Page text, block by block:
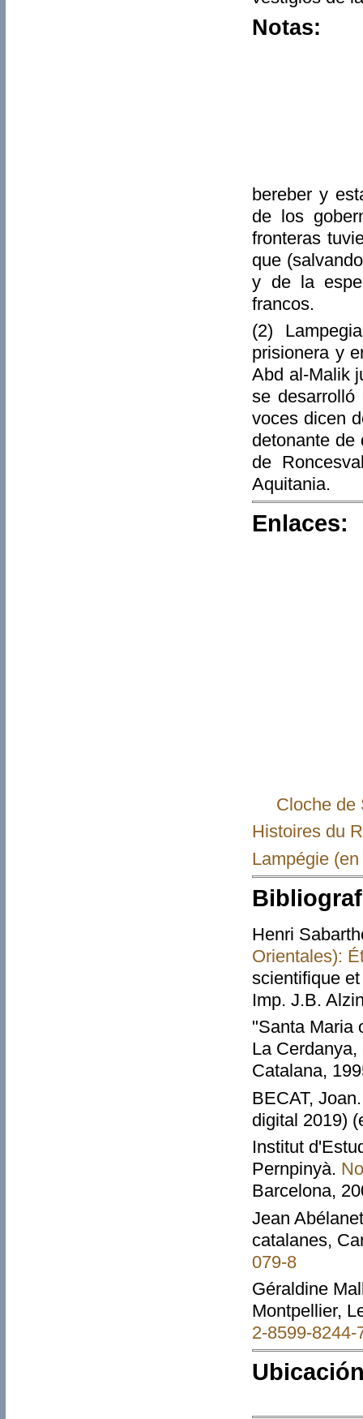
Notas:
bereber y
de los
fronteras
que
y de la
francos.
(2)
prisionera y
Abd al-Malik
se
voces dicen
detonante de
de
Aquitania.
Enlaces:
Cloche de
Histoires du
Lampégie
Henri
Orientales):
scientifique
Imp. J.B.
"Santa Maria
La
Catalana,
BECAT,
digital 2019)
Institut
Pernpinyà.
Barcelona,
Jean
catalanes,
079-8
Géraldine
Montpellier,
2-8599-8244-